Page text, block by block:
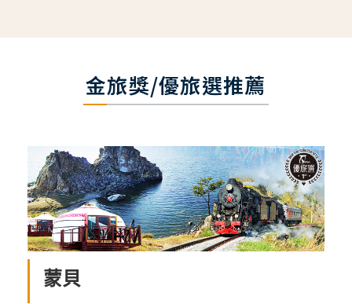
金旅獎/優旅選推薦
蒙貝